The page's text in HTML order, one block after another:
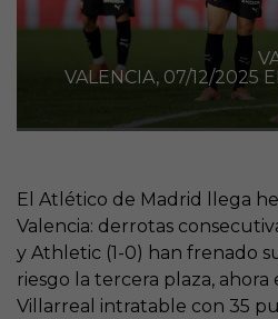
VALENCIA, 07/12/2025
El Atlético de Madrid llega
Valencia: derrotas
y Athletic (1-0) han frenado
riesgo la tercera plaza,
Villarreal intratable con 35